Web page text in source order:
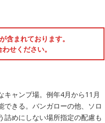
まれております。
せください。
ャンプ場。例年4月から11月
きる。バンガローの他、ソロ
詰めにしない場所指定の配慮も